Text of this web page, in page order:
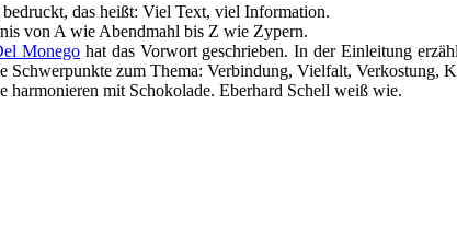
das heißt: Viel Text, viel Information.
von A wie Abendmahl bis Z wie Zypern.
Monego hat das Vorwort geschrieben. In der Einleitung
Schwerpunkte zum Thema: Verbindung, Vielfalt, Verkostung,
mit Schokolade. Eberhard Schell weiß wie.